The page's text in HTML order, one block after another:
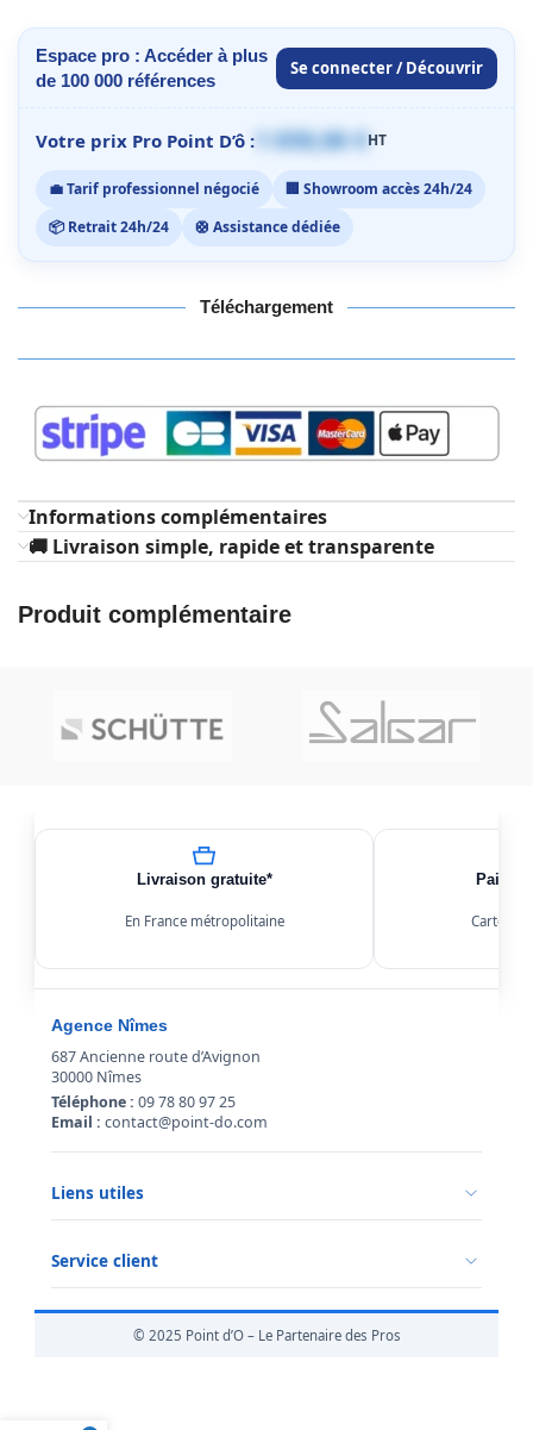
Espace pro : Accéder à plus
de 100 000 références
Se connecter / Découvrir
Votre prix Pro Point D’ô : 1 059,00 €HT
💼 Tarif professionnel négocié
🏢 Showroom accès 24h/24
📦 Retrait 24h/24
🛟 Assistance dédiée
Téléchargement
Informations complémentaires
🚚 Livraison simple, rapide et transparente
Produit complémentaire
Livraison gratuite*
En France métropolitaine Carte,
Agence Nîmes
687 Ancienne route d’Avignon
30000 Nîmes
Téléphone : 09 78 80 97 25
Email : contact@point-do.com
Liens utiles
Conditions générales de vente
Mentions légales
Service client
Informations livraison© 2025 Point d’O – Le Partenaire des Pros